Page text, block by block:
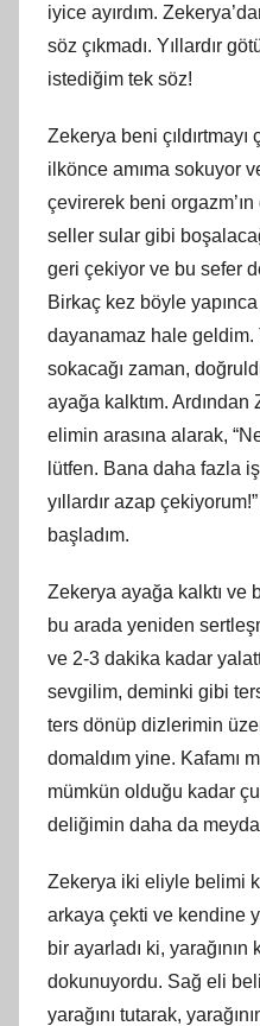
iyice ayırdım.
söz çıkmadı. Yıllardır
istediğim tek söz!
Zekerya beni
ilkönce amıma sokuyor
çevirerek beni
seller sular gibi
geri çekiyor ve bu sefer
Birkaç kez böyle
dayanamaz hale geldim.
sokacağı zaman,
ayağa kalktım. Ardından
elimin arasına alarak,
lütfen. Bana daha fazla
yıllardır azap
başladım.
Zekerya ayağa kalktı ve
bu arada yeniden
ve 2-3 dakika kadar
sevgilim, deminki gibi
ters dönüp dizlerimin
domaldım yine. Kafamı
mümkün olduğu kadar
deliğimin daha da
Zekerya iki eliyle belimi
arkaya çekti ve kendine
bir ayarladı ki, yarağının
dokunuyordu. Sağ eli
yarağını tutarak,